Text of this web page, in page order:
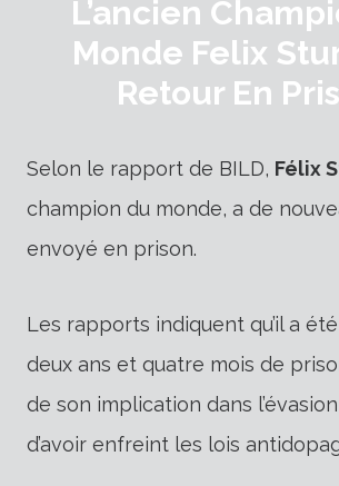
L’ancien
Monde Felix
Retour En
Selon le rapport de BILD, Félix
champion du monde, a de
envoyé en prison.
Les rapports indiquent qu’il a
deux ans et quatre mois de
de son implication dans
d’avoir enfreint les lois